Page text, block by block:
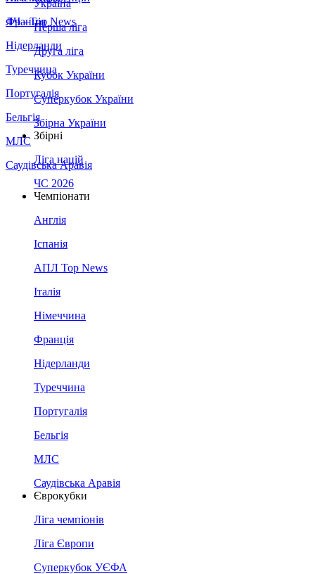
Франція
Нідерланди
Туреччина
Португалія
Бельгія
МЛС
Саудівська Аравія
ЛЧ - Top News
Україна
Перша ліга
Друга ліга
Кубок України
Суперкубок України
Збірна України
Збірні
Ліга націй
ЧС 2026
Чемпіонати
Англія
Іспанія
АПЛ Top News
Італія
Німеччина
Франція
Нідерланди
Туреччина
Португалія
Бельгія
МЛС
Саудівська Аравія
Єврокубки
Ліга чемпіонів
Ліга Європи
Суперкубок УЄФА